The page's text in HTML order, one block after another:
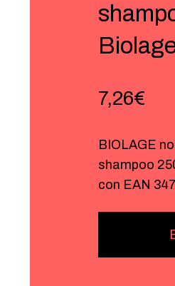
7,26€
BIOLAGE
shampoo
con EAN